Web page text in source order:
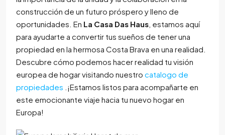
construcción de un futuro próspero y lleno de
oportunidades. En La Casa Das Haus , estamos aquí
para ayudarte a convertir tus sueños de tener una
propiedad en la hermosa Costa Brava en una realidad.
Descubre cómo podemos hacer realidad tu visión
europea de hogar visitando nuestro catalogo de
propiedades .¡Estamos listos para acompañarte en
este emocionante viaje hacia tu nuevo hogar en
Europa!